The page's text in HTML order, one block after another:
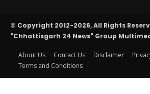
© Copyright 2012-2026, All Rights
"Chhattisgarh 24 News" Group
About Us Contact Us Disclaimer
Terms and Conditions